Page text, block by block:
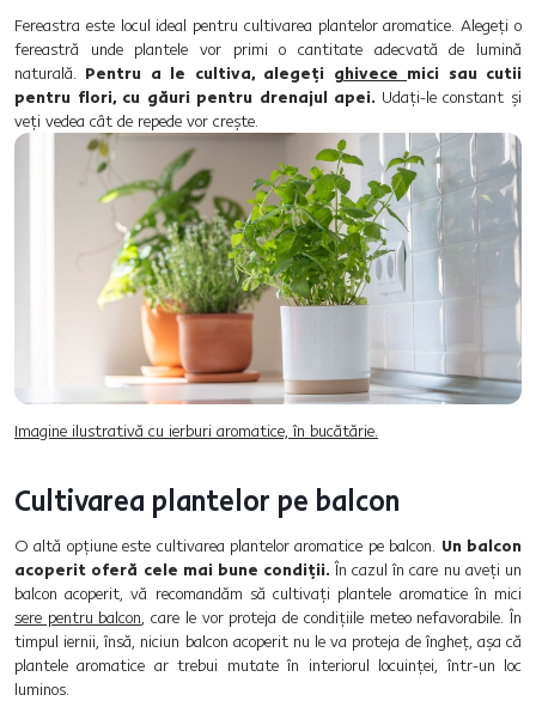
Fereastra este locul ideal pentru cultivarea plantelor aromatice. Alegeți o
fereastră unde plantele vor primi o cantitate adecvată de lumină
naturală. Pentru a le cultiva, alegeți ghivece mici sau cutii
pentru flori, cu găuri pentru drenajul apei. Udați-le constant și
veți vedea cât de repede vor crește.
Imagine ilustrativă cu ierburi aromatice, în bucătărie.
Cultivarea plantelor pe balcon
O altă opțiune este cultivarea plantelor aromatice pe balcon. Un balcon
acoperit oferă cele mai bune condiții.În cazul în care nu aveți un
balcon acoperit, vă recomandăm să cultivați plantele aromatice în mici
sere pentru balcon , care le vor proteja de condițiile meteo nefavorabile. În
timpul iernii, însă, niciun balcon acoperit nu le va proteja de îngheț, așa că
plantele aromatice ar trebui mutate în interiorul locuinței, într-un loc
luminos.